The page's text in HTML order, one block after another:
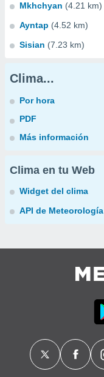
Mkhchyan (4.21 km)
Ayntap (4.52 km)
Sisian (7.23 km)
Clima...
Por hora
PDF
Más información
Clima en tu Web
Widget del clima
API de Meteorología